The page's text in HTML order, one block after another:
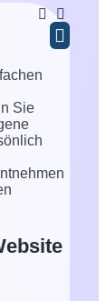
Sie